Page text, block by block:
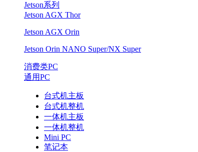
Jetson系列
Jetson AGX Thor
Jetson AGX Orin
Jetson Orin NANO Super/NX Super
消费类PC
通用PC
台式机主板
台式机整机
一体机主板
一体机整机
Mini PC
笔记本